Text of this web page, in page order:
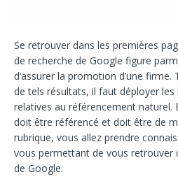
Se retrouver dans les premières
de recherche de Google figure
d’assurer la promotion d’une
de tels résultats, il faut déployer les
relatives au référencement naturel.
doit être référencé et doit être de
rubrique, vous allez prendre
vous permettant de vous retrouver
de Google.